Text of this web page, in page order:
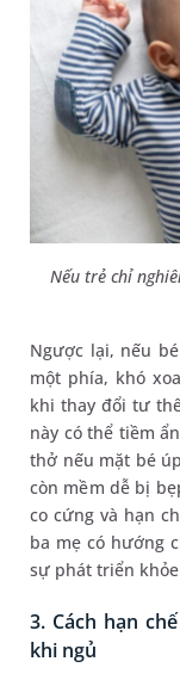
Nếu trẻ chỉ
Ngược lại, nếu
một phía, khó
khi thay đổi tư
này có thể tiềm
thở nếu mặt bé
còn mềm dễ bị
co cứng và hạn
ba mẹ có hướng
sự phát triển
3. Cách hạn
khi ngủ